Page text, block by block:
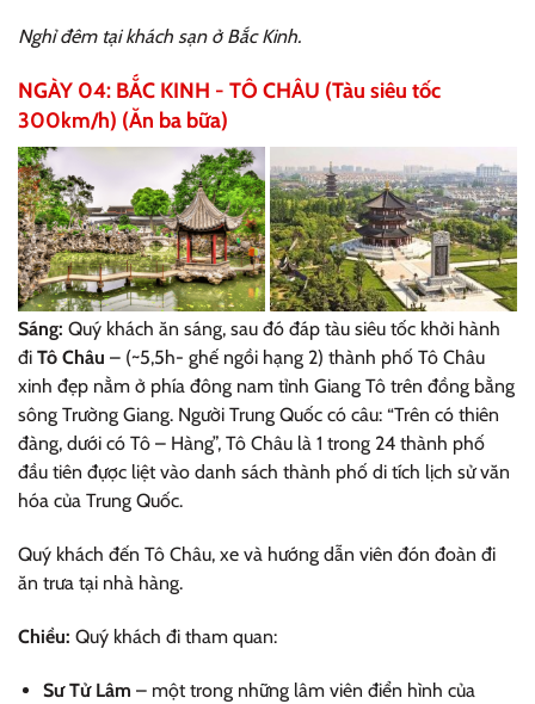
Nghỉ đêm tại khách sạn ở Bắc Kinh.
NGÀY 04: BẮC KINH - TÔ CHÂU (Tàu siêu tốc
300km/h) (Ăn ba bữa)
Sáng: Quý khách ăn sáng, sau đó đáp tàu siêu tốc khởi hành
đi Tô Châu – (~5,5h- ghế ngồi hạng 2) thành phố Tô Châu
xinh đẹp nằm ở phía đông nam tỉnh Giang Tô trên đồng bằng
sông Trường Giang. Người Trung Quốc có câu: “Trên có thiên
đàng, dưới có Tô – Hàng”, Tô Châu là 1 trong 24 thành phố
đầu tiên đựợc liệt vào danh sách thành phố di tích lịch sử văn
hóa của Trung Quốc.
Quý khách đến Tô Châu, xe và hướng dẫn viên đón đoàn đi
ăn trưa tại nhà hàng.
Chiều: Quý khách đi tham quan:
Sư Tử Lâm – một trong những lâm viên điển hình của